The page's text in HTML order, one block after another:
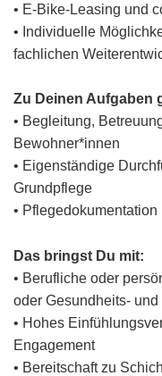
• E-Bike-Leasing und
• Individuelle
fachlichen
Zu Deinen Aufgaben
• Begleitung,
Bewohner*innen
• Eigenständige
Grundpflege
• Pflegedokumentation
Das bringst Du mit:
• Berufliche oder
oder Gesundheits-
• Hohes
Engagement
• Bereitschaft zu